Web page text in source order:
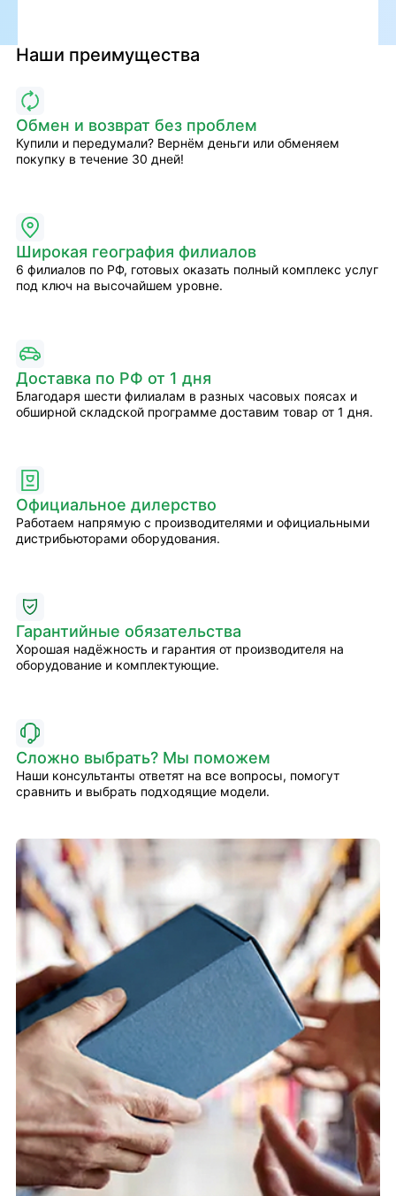
Наши преимущества
Обмен и возврат без проблем
Купили и передумали? Вернём деньги или обменяем
покупку в течение 30 дней!
Широкая география филиалов
6 филиалов по РФ, готовых оказать полный комплекс услуг
под ключ на высочайшем уровне.
Доставка по РФ от 1 дня
Благодаря шести филиалам в разных часовых поясах и
обширной складской программе доставим товар от 1 дня.
Официальное дилерство
Работаем напрямую с производителями и официальными
дистрибьюторами оборудования.
Гарантийные обязательства
Хорошая надёжность и гарантия от производителя на
оборудование и комплектующие.
Сложно выбрать? Мы поможем
Наши консультанты ответят на все вопросы, помогут
сравнить и выбрать подходящие модели.